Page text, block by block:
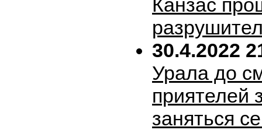
Канзас
30.4.2022
Урала до
приятелей
заняться